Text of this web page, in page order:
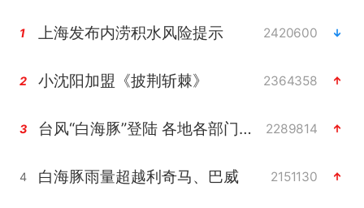
1 上海发布内涝积水风险提示 2420600
2 小沈阳加盟《披荆斩棘》 2364358
3 台风“白海豚”登陆 各地各部门全力应对 2289814
4 白海豚雨量超越利奇马、巴威 2151130